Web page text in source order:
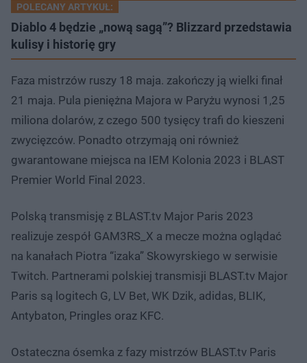
POLECANY ARTYKUŁ:
Diablo 4 będzie „nową sagą”? Blizzard przedstawia
kulisy i historię gry
Faza mistrzów ruszy 18 maja. zakończy ją wielki finał
21 maja. Pula pieniężna Majora w Paryżu wynosi 1,25
miliona dolarów, z czego 500 tysięcy trafi do kieszeni
zwycięzców. Ponadto otrzymają oni również
gwarantowane miejsca na IEM Kolonia 2023 i BLAST
Premier World Final 2023.
Polską transmisję z BLAST.tv Major Paris 2023
realizuje zespół GAM3RS_X a mecze można oglądać
na kanałach Piotra “izaka” Skowyrskiego w serwisie
Twitch. Partnerami polskiej transmisji BLAST.tv Major
Paris są logitech G, LV Bet, WK Dzik, adidas, BLIK,
Antybaton, Pringles oraz KFC.
Ostateczna ósemka z fazy mistrzów BLAST.tv Paris